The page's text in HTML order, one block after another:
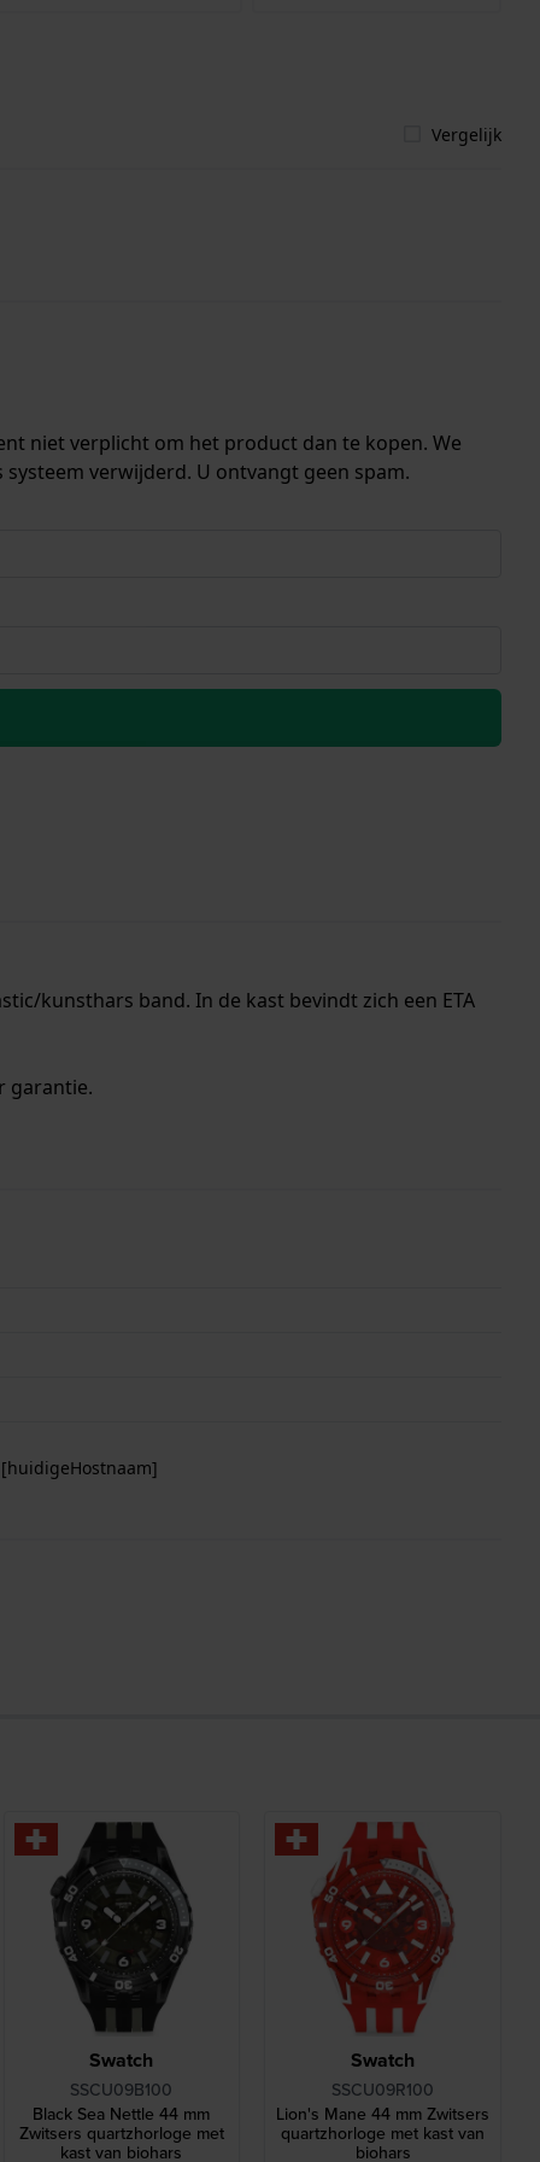
Vergelijk
niet verplicht om het product dan te kopen. We
verwijderd. U ontvangt geen spam.
kunsthars band. In de kast bevindt zich een ETA
garantie.
Swatch
SSCU09B100
Black Sea Nettle 44 mm
Zwitsers quartzhorloge met
kast van biohars
Swatch
SSCU09R100
Lion's Mane 44 mm Zwitsers
quartzhorloge met kast van
biohars